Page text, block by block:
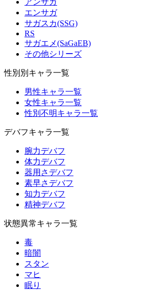
アンサガ
エンサガ
サガスカ(SSG)
RS
サガエメ(SaGaEB)
その他シリーズ
性別別キャラ一覧
男性キャラ一覧
女性キャラ一覧
性別不明キャラ一覧
デバフキャラ一覧
腕力デバフ
体力デバフ
器用さデバフ
素早さデバフ
知力デバフ
精神デバフ
状態異常キャラ一覧
毒
暗闇
スタン
マヒ
眠り